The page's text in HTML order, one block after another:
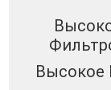
Высокое